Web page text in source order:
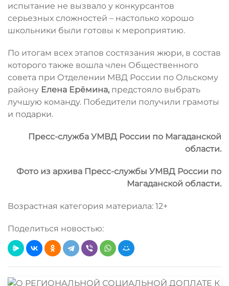
испытание не вызвало у конкурсантов
серьезных сложностей – настолько хорошо
школьники были готовы к мероприятию.
По итогам всех этапов состязания жюри, в состав
которого также вошла член Общественного
совета при Отделении МВД России по Ольскому
району Елена Ерёмина, предстояло выбрать
лучшую команду. Победители получили грамоты
и подарки.
Пресс-служба УМВД России по Магаданской
области.
Фото из архива Пресс-службы УМВД России по
Магаданской области.
Возрастная категория материала: 12+
Поделиться новостью: